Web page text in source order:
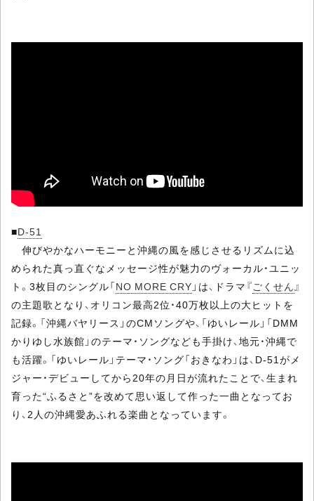
■D-51
伸びやかなハーモニーと沖縄の風を感じさせるリズムに込
められた真っ直ぐなメッセージ性が魅力のヴォーカル・ユニッ
ト。3枚目のシングル「NO MORE CRY 」は、ドラマ『ごくせん』
の主題歌となり、オリコン最高2位・40万枚以上の大ヒットを
記録。「沖縄バヤリース」のCMソングや、「ゆいレール」「DMM
かりゆし水族館」のテーマ・ソングなども手掛け、地元・沖縄で
も活躍。「ゆいレール」テーマ・ソング「おきなわ」は、D-51がメ
ジャー・デビューしてから20年の月日が流れたことで、生まれ
育った“ふるさと”を改めて思い返して作った一曲となってお
り、2人の沖縄愛あふれる楽曲となっています。